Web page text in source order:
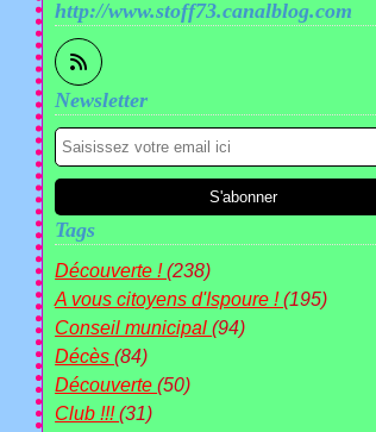
http://www.stoff73.canalblog.com
Newsletter
Tags
Découverte !(238)
A vous citoyens d'Ispoure !(195)
Conseil municipal(94)
Décès(84)
Découverte(50)
Club !!!(31)